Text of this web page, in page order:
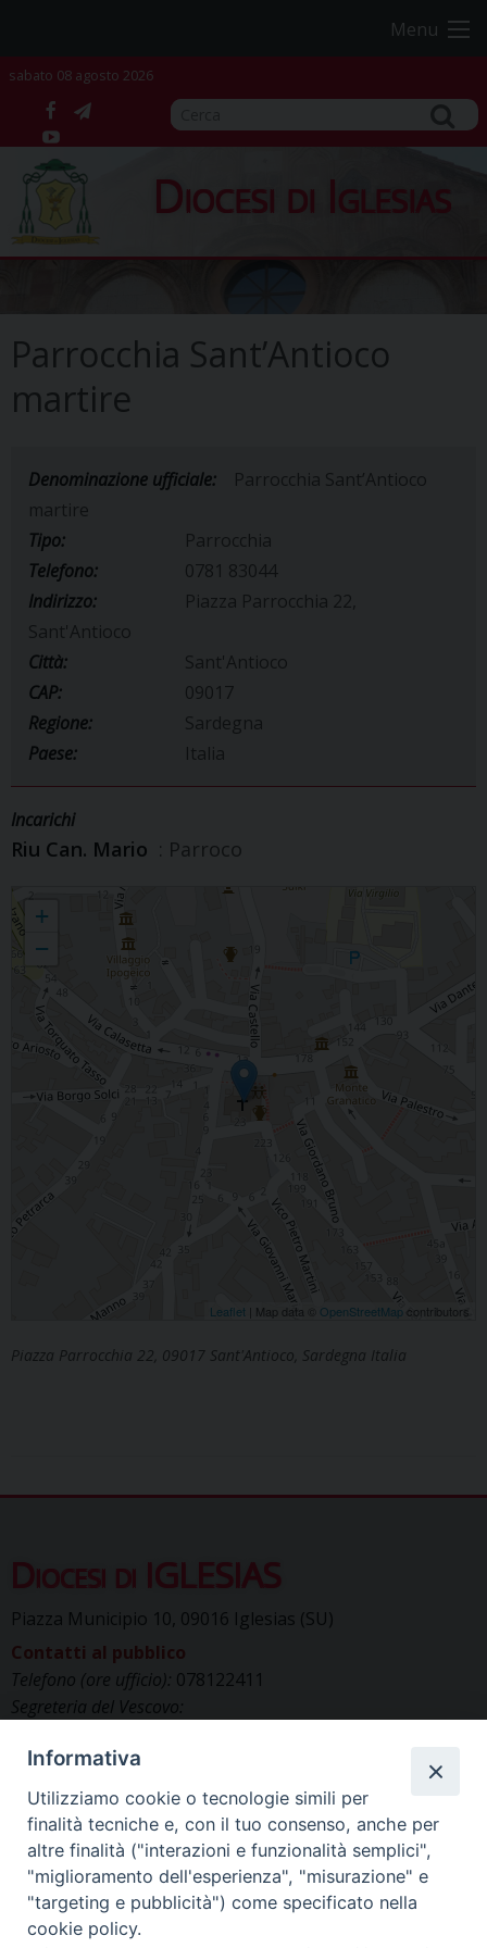
content
Menu
sabato 08 agosto 2026
facebook
telegram
YouTube
Diocesi di Iglesias
Parrocchia Sant’Antioco
martire
Denominazione ufficiale:
Parrocchia Sant’Antioco
martire
Tipo:
Parrocchia
Telefono:
0781 83044
Indirizzo:
Piazza Parrocchia 22,
Sant'Antioco
Città:
Sant'Antioco
CAP:
09017
Regione:
Sardegna
Paese:
Italia
Incarichi
Riu Can. Mario : Parroco
Parrocchia Sant’Antioco martire
+
−
Leaflet | Map data © OpenStreetMap contributors
Piazza Parrocchia 22, 09017 Sant'Antioco, Sardegna Italia
Diocesi di IGLESIAS
Piazza Municipio 10, 09016 Iglesias (SU)
Contatti al pubblico
Telefono (ore ufficio): 078122411
Segreteria del Vescovo:
Uffici di Curia:curia_iglesias@libero.it
Cancelleria (richiesta documenti):
canc.curia.iglesias@tiscali.it
Comunicazione & media (ufficio stampa):
ucs.iglesias@gmail.com
Informativa
Utilizziamo cookie o tecnologie simili per
finalità tecniche e, con il tuo consenso, anche per
altre finalità ("interazioni e funzionalità semplici",
"miglioramento dell'esperienza", "misurazione" e
"targeting e pubblicità") come specificato nella
cookie policy.